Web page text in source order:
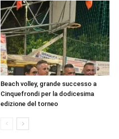
Beach volley, grande successo a
Cinquefrondi per la dodicesima
edizione del torneo